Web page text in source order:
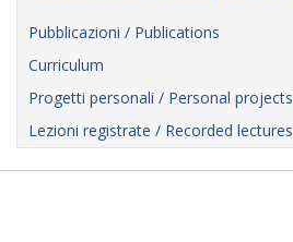
Pubblicazioni / Publications
Curriculum
Progetti personali / Personal projects
Lezioni registrate / Recorded lectures